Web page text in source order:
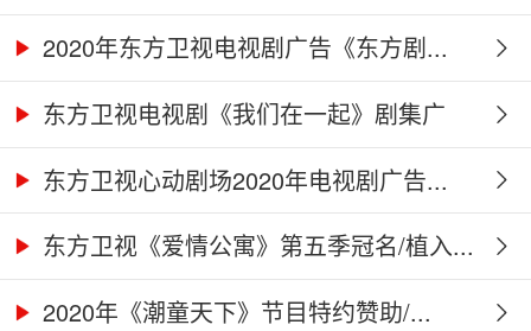
格...2020年东方卫视电视剧广告《东方剧...
东方卫视电视剧《我们在一起》剧集广
告...东方卫视心动剧场2020年电视剧广告...
东方卫视《爱情公寓》第五季冠名/植入...
2020年《潮童天下》节目特约赞助/...